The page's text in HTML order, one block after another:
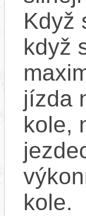
Když
když
jízda
kole,
kole.